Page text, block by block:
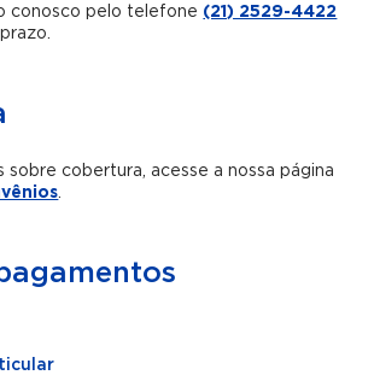
conosco pelo telefone (21) 2529-4422
sobre cobertura, acesse a nossa página
.